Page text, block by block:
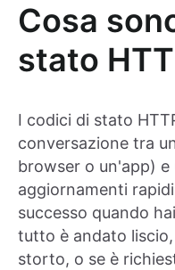
Cosa
stato
I codici di stato
conversazione tra
browser o un'app) e
aggiornamenti
successo quando
tutto è andato
storto, o se è